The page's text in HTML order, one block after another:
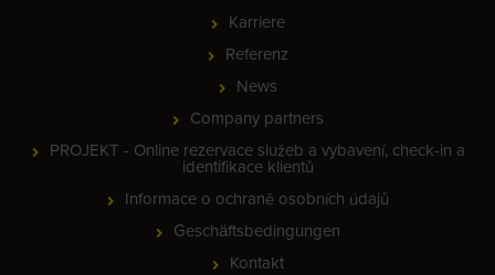
Karriere
Referenz
News
Company partners
PROJEKT - Online rezervace služeb a vybavení, check-in a
identifikace klientů
Informace o ochraně osobních údajů
Geschäftsbedingungen
Kontakt